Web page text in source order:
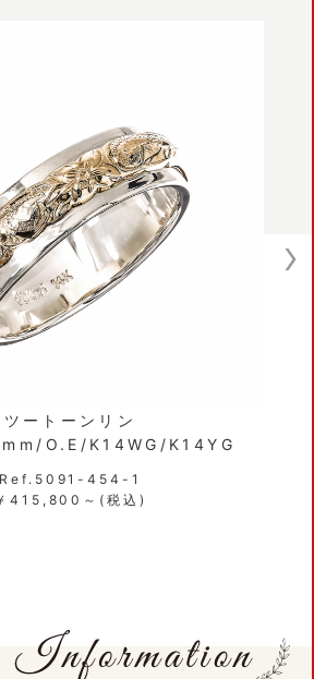
ツートーンリン
O.E/K14WG/K14YG
Ref.5091-454-1
415,800～(税込)